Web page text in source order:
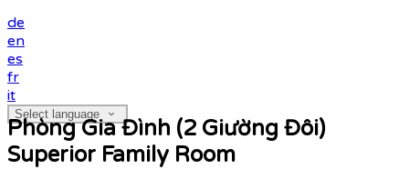
de
en
es
fr
it
Select language
Phòng Gia Đình (2 Giường Đôi)
Superior Family Room